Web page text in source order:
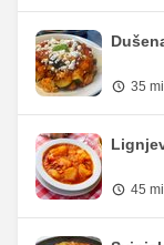
35
45